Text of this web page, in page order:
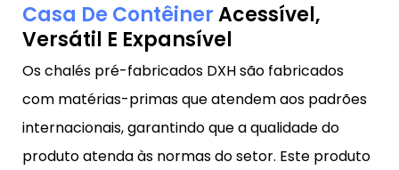
Casa De ContêinerAcessível,
Versátil E Expansível
Os chalés pré-fabricados DXH são fabricados
com matérias-primas que atendem aos padrões
internacionais, garantindo que a qualidade do
produto atenda às normas do setor. Este produto